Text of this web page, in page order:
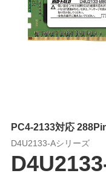
PC4-2133対応
D4U2133-Aシリーズ